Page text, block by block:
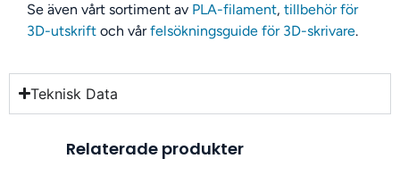
Se även vårt sortiment av PLA-filament, tillbehör för
3D-utskrift och vårfelsökningsguide för 3D-skrivare.
Teknisk Data
Relaterade produkter